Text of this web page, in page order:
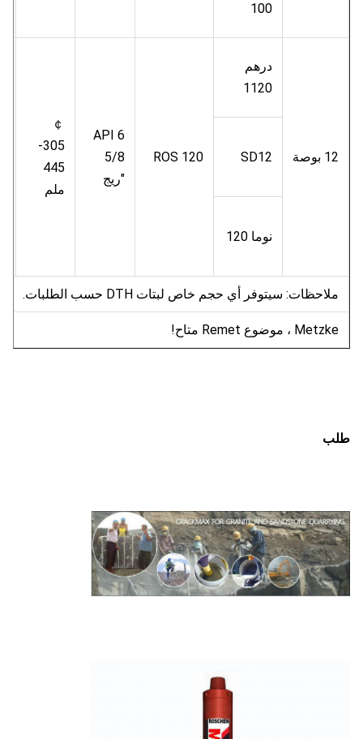
100
12 بوصة
درهم
1120
ROS 120
API 6
5/8
"ريج
￠
305-
445
ملم
SD12
نوما 120
ملاحظات: سيتوفر أي حجم خاص لبتات DTH حسب الطلبات.
Metzke ، موضوع Remet متاح!
طلب